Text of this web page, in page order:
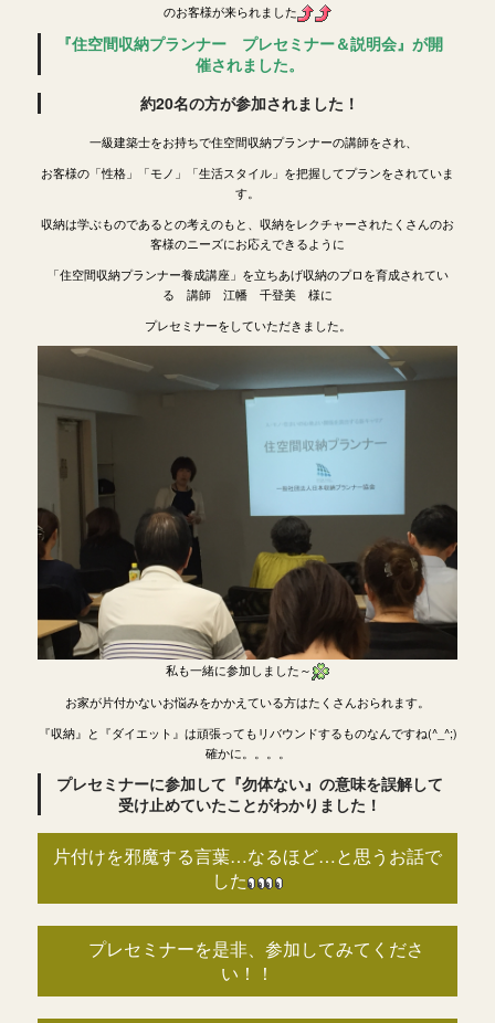
のお客様が来られました
『住空間収納プランナー プレセミナー＆説明会』が開
催されました。
約20名の方が参加されました！
一級建築士をお持ちで住空間収納プランナーの講師をされ、
お客様の「性格」「モノ」「生活スタイル」を把握してプランをされていま
す。
収納は学ぶものであるとの考えのもと、収納をレクチャーされたくさんのお
客様のニーズにお応えできるように
「住空間収納プランナー養成講座」を立ちあげ収納のプロを育成されてい
る 講師 江幡 千登美 様に
プレセミナーをしていただきました。
私も一緒に参加しました～
お家が片付かないお悩みをかかえている方はたくさんおられます。
『収納』と『ダイエット』は頑張ってもリバウンドするものなんですね(^_^;)
確かに。。。。
プレセミナーに参加して『勿体ない』の意味を誤解して
受け止めていたことがわかりました！
片付けを邪魔する言葉…なるほど…と思うお話で
した
プレセミナーを是非、参加してみてくださ
い！！